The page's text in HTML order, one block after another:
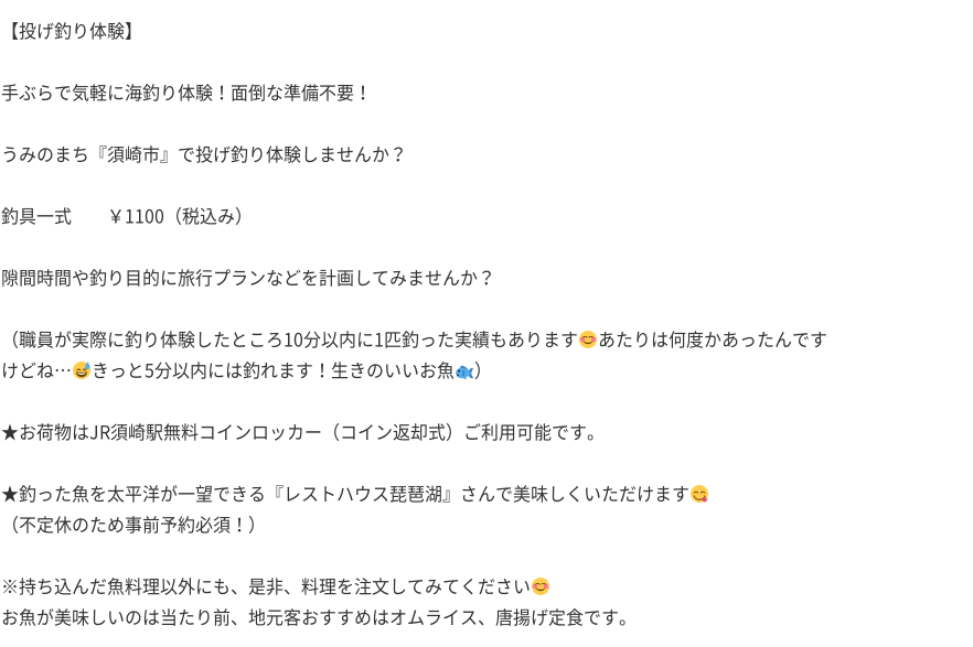
【投げ釣り体験】
手ぶらで気軽に海釣り体験！面倒な準備不要！
うみのまち『須崎市』で投げ釣り体験しませんか？
釣具一式 ￥1100（税込み）
隙間時間や釣り目的に旅行プランなどを計画してみませんか？
（職員が実際に釣り体験したところ10分以内に1匹釣った実績もあります
あたりは何度かあったんです
けどね…
きっと5分以内には釣れます！生きのいいお魚 ）
★お荷物はJR須崎駅無料コインロッカー（コイン返却式）ご利用可能です。
★釣った魚を太平洋が一望できる『レストハウス琵琶湖』さんで美味しくいただけます
（不定休のため事前予約必須！）
※持ち込んだ魚料理以外にも、是非、料理を注文してみてください
お魚が美味しいのは当たり前、地元客おすすめはオムライス、唐揚げ定食です。